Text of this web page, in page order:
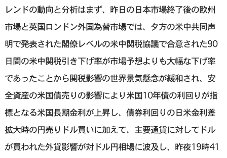
レンドの動向と分析はまず、昨日の日本市場終了後の欧州
市場と英国ロンドン外国為替市場では、夕方の米中共同声
明で発表された閣僚レベルの米中関税協議で合意された90
日間の米中関税引き下げ率が市場予想よりも大幅な下げ率
であったことから関税影響の世界景気懸念が緩和され、安
全資産の米国債売りの影響により米国10年債の利回りが指
標となる米国長期金利が上昇し、債券利回りの日米金利差
拡大時の円売りドル買いに加えて、主要通貨に対してドル
が買われた外貨影響が対ドル円相場に波及し、昨夜19時41